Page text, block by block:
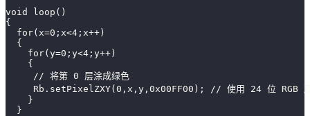
void loop()
{
  for(x=0;x<4;x++)
  {
    for(y=0;y<4;y++)
    {
     // 将第 0 层涂成绿色
Rb.setPixelZXY(0,x,y,0x00FF00); // 使用 24 位 RGB
    }
  }